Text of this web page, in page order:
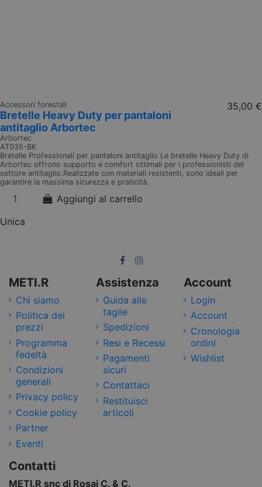
Accessori forestali
Bretelle Heavy Duty per pantaloni
antitaglio Arbortec
Arbortec
AT035-BK
35,00 €
Bretelle Professionali per pantaloni antitaglio Le bretelle Heavy Duty di
Arbortec offrono supporto e comfort ottimali per i professionisti del
settore antitaglio.Realizzate con materiali resistenti, sono ideali per
garantire la massima sicurezza e praticità.
Aggiungi al carrello
Unica
METI.R
Chi siamo
Politica dei
prezzi
Programma
fedeltà
Condizioni
generali
Privacy policy
Cookie policy
Partner
Eventi
Assistenza
Guida alle
taglie
Spedizioni
Resi e Recessi
Pagamenti
sicuri
Contattaci
Restituisci
articoli
Account
Login
Account
Cronologia
ordini
Wishlist
Contatti
METI.R snc di Rosai C. & C.